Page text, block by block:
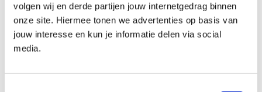
volgen wij en derde partijen jouw internetgedrag binnen
onze site. Hiermee tonen we advertenties op basis van
jouw interesse en kun je informatie delen via social
media.
Dit ben jij
Je houdt van poetsen, opruimen en schoonmaken.